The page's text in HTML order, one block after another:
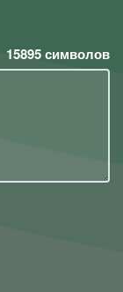
15895символов